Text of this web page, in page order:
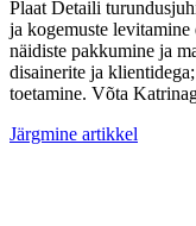
Plaat Detaili
ja kogemuste
näidiste pakkumine ja
disainerite ja
toetamine. Võta
Järgmine artikkel